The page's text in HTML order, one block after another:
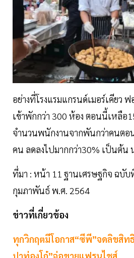
อย่างที่โรงแรมแกรนด์เมอร์เคียว
เข้าพักกว่า 300 ห้อง ตอนนี้เหลือ
จำนวนพนักงานจากพันกว่าคนตอ
คน ลดลงไปมากกว่า30% เป็นต้น
ที่มา : หน้า 11 ฐานเศรษฐกิจ ฉบั
กุมภาพันธ์ พ.ศ. 2564
ข่าวที่เกี่ยวข้อง
ทุกวิกฤตมีโอกาส“ซีพี”จดลิขสิท